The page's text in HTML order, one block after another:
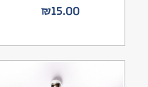
₪15.00